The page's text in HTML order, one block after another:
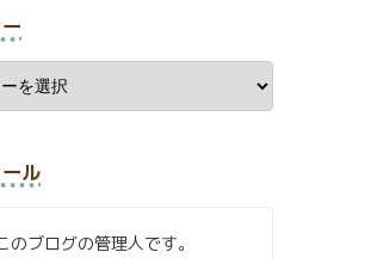
ル
のブログの管理人です。